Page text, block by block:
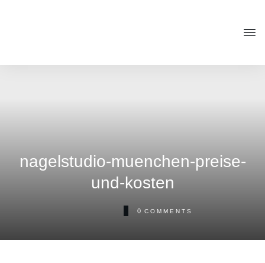
nagelstudio-muenchen-preise-
und-kosten
0 COMMENTS